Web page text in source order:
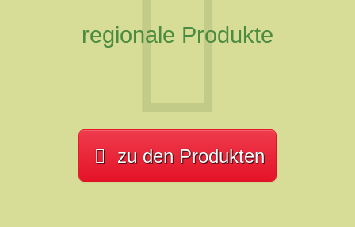
regionale Produkte
zu den Produkten